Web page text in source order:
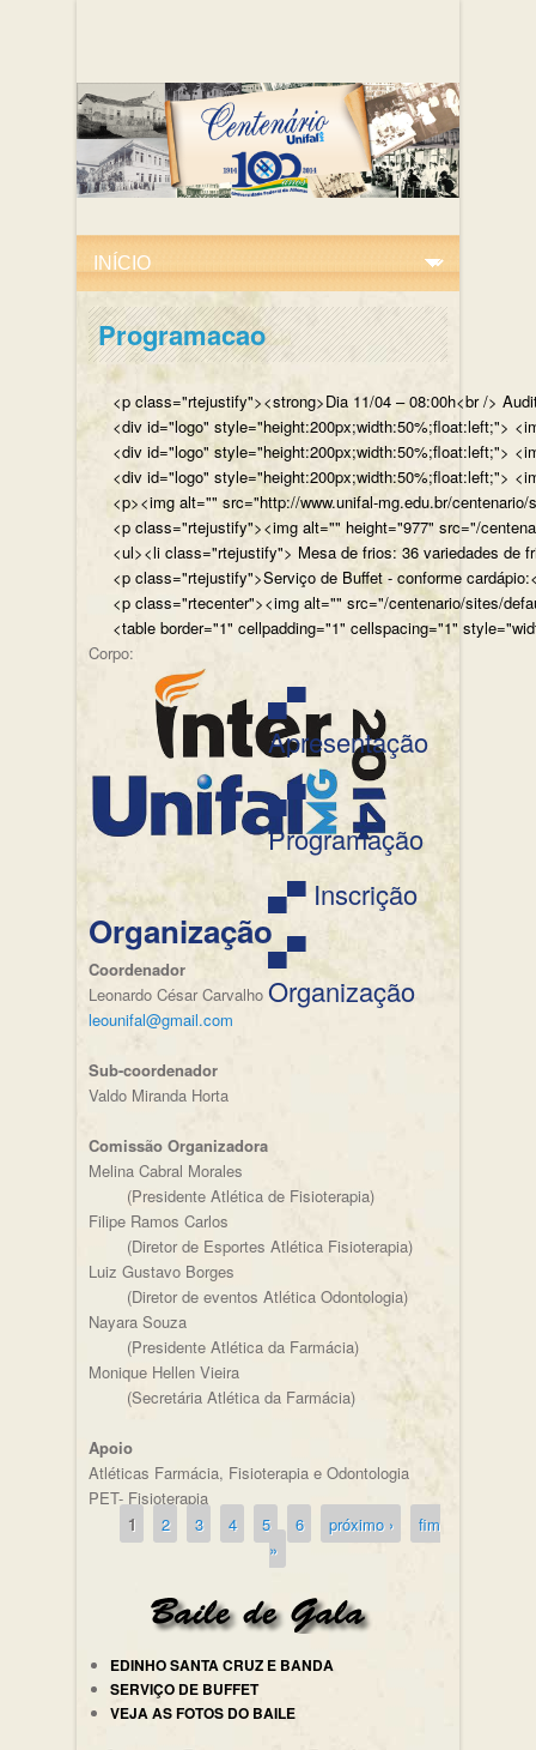
Programacao
<p class="rtejustify"><strong>Dia 11/04 – 08:00h<br />
<div id="logo" style="height:200px;width:50%;float:left;">
<div id="logo" style="height:200px;width:50%;float:left;">
<div id="logo" style="height:200px;width:50%;float:left;">
<p><img alt="" src="http://www.unifal-mg.edu.br/
<p class="rtejustify"><img alt="" height="977" src="/
<ul><li class="rtejustify"> Mesa de frios: 36 variedades de
<p class="rtejustify">Serviço de Buffet - conforme
<p class="rtecenter"><img alt="" src="/centenario/sites/
<table border="1" cellpadding="1" cellspacing="1"
Corpo:
▄▀
Apresentação
▄▀
Programação
▄▀ Inscrição
▄▀
Organização
Organização
Coordenador
Leonardo César Carvalho
leounifal@gmail.com
Sub-coordenador
Valdo Miranda Horta
Comissão Organizadora
Melina Cabral Morales
(Presidente Atlética de Fisioterapia)
Filipe Ramos Carlos
(Diretor de Esportes Atlética Fisioterapia)
Luiz Gustavo Borges
(Diretor de eventos Atlética Odontologia)
Nayara Souza
(Presidente Atlética da Farmácia)
Monique Hellen Vieira
(Secretária Atlética da Farmácia)
Apoio
Atléticas Farmácia, Fisioterapia e Odontologia
PET- Fisioterapia
Páginas
1 2 3 4 5 6 próximo ›
fim
»
EDINHO SANTA CRUZ E BANDA
SERVIÇO DE BUFFET
VEJA AS FOTOS DO BAILE